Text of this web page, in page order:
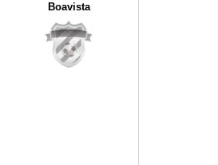
Boavista